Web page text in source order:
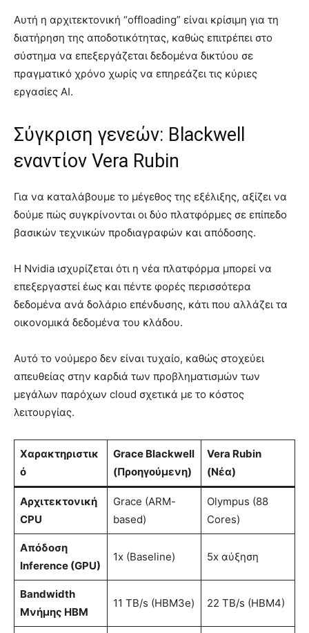
Αυτή η αρχιτεκτονική “offloading” είναι κρίσιμη για τη
διατήρηση της αποδοτικότητας, καθώς επιτρέπει στο
σύστημα να επεξεργάζεται δεδομένα δικτύου σε
πραγματικό χρόνο χωρίς να επηρεάζει τις κύριες
εργασίες AI.
Σύγκριση γενεών: Blackwell
εναντίον Vera Rubin
Για να καταλάβουμε το μέγεθος της εξέλιξης, αξίζει να
δούμε πώς συγκρίνονται οι δύο πλατφόρμες σε επίπεδο
βασικών τεχνικών προδιαγραφών και απόδοσης.
Η Nvidia ισχυρίζεται ότι η νέα πλατφόρμα μπορεί να
επεξεργαστεί έως και πέντε φορές περισσότερα
δεδομένα ανά δολάριο επένδυσης, κάτι που αλλάζει τα
οικονομικά δεδομένα του κλάδου.
Αυτό το νούμερο δεν είναι τυχαίο, καθώς στοχεύει
απευθείας στην καρδιά των προβληματισμών των
μεγάλων παρόχων cloud σχετικά με το κόστος
λειτουργίας.
Χαρακτηριστικ
ό
Grace Blackwell
(Προηγούμενη)
Vera Rubin
(Νέα)
Αρχιτεκτονική
CPU
Grace (ARM-
based)
Olympus (88
Cores)
Απόδοση
Inference (GPU)
1x (Baseline) 5x αύξηση
Bandwidth
Μνήμης HBM
11 TB/s (HBM3e) 22 TB/s (HBM4)